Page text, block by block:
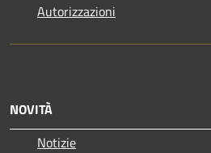
Autorizzazioni
NOVITÀ
Notizie